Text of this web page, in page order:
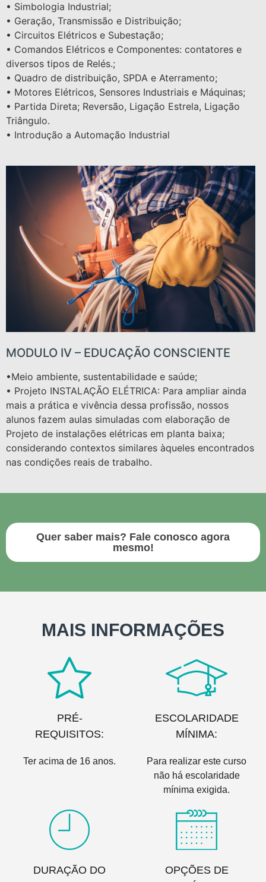
• Simbologia Industrial;
• Geração, Transmissão e Distribuição;
• Circuitos Elétricos e Subestação;
• Comandos Elétricos e Componentes: contatores e
diversos tipos de Relés.;
• Quadro de distribuição, SPDA e Aterramento;
• Motores Elétricos, Sensores Industriais e Máquinas;
• Partida Direta; Reversão, Ligação Estrela, Ligação
Triângulo.
• Introdução a Automação Industrial
MODULO IV – EDUCAÇÃO CONSCIENTE
•Meio ambiente, sustentabilidade e saúde;
• Projeto INSTALAÇÃO ELÉTRICA: Para ampliar ainda
mais a prática e vivência dessa profissão, nossos
alunos fazem aulas simuladas com elaboração de
Projeto de instalações elétricas em planta baixa;
considerando contextos similares àqueles encontrados
nas condições reais de trabalho.
Quer saber mais? Fale conosco agora
mesmo!
MAIS INFORMAÇÕES
PRÉ-
REQUISITOS:
Ter acima de 16 anos.
ESCOLARIDADE
MÍNIMA:
Para realizar este curso
não há escolaridade
mínima exigida.
DURAÇÃO DO
OPÇÕES DE